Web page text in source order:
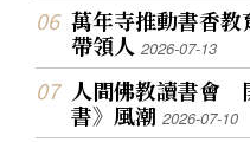
萬年寺推動書香
帶領人2026-07-13
人間佛教讀書會
書》風潮2026-07-10